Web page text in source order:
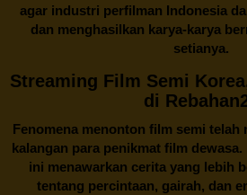
agar industri perfilman Indonesia
dan menghasilkan karya-karya
setianya.
Streaming Film Semi
di
Fenomena menonton film semi telah
kalangan para penikmat film
ini menawarkan cerita yang lebih
tentang percintaan, gairah, dan